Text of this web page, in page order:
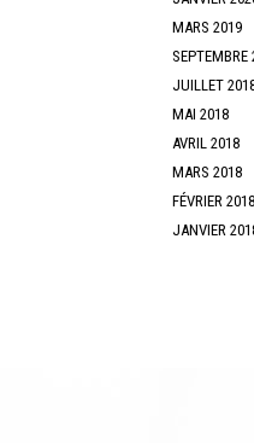
MARS 2019
SEPTEMBRE
JUILLET
MAI 2018
AVRIL 2018
MARS 2018
FÉVRIER 2018
JANVIER